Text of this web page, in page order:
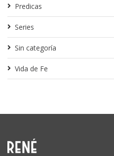
Predicas
Series
Sin categoría
Vida de Fe